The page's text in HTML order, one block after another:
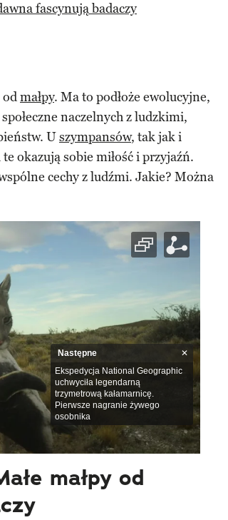
fascynują badaczy
odmałpy. Ma to podłoże ewolucyjne,
naczelnych z ludzkimi,
Uszympansów, tak jak i
okazują sobie miłość i przyjaźń.
cechy z ludźmi. Jakie? Można
Następne
Ekspedycja National Geographic
uchwyciła legendarną
trzymetrową kałamarnicę.
Pierwsze nagranie żywego
osobnika
małpy od